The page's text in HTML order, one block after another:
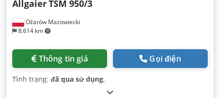
Ożarów Mazowiecki
8.614 km
AllgaierTSM 950/3
Thông tin giá Gọi điện
Tình trạng: đã qua sử dụng,